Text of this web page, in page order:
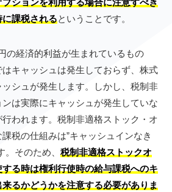
課税されるということです。
の経済的利益が生まれているもの
キャッシュは発生しておらず、株式
シュが発生します。しかし、税制非
は実際にキャッシュが発生していな
われます。税制非適格ストック・オ
税の仕組みは”キャッシュインなき
。そのため、 税制非適格ストックオ
る時は権利行使時の給与課税へのキ
るかどうかを注意する必要がありま